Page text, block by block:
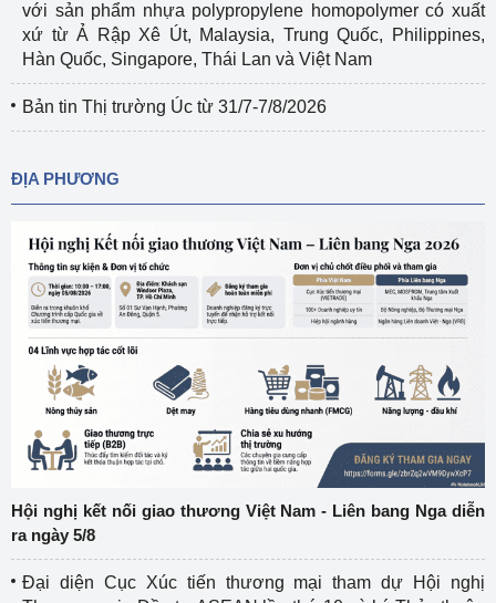
với sản phẩm nhựa polypropylene homopolymer có xuất
xứ từ Ả Rập Xê Út, Malaysia, Trung Quốc, Philippines,
Hàn Quốc, Singapore, Thái Lan và Việt Nam
Bản tin Thị trường Úc từ 31/7-7/8/2026
ĐỊA PHƯƠNG
Hội nghị kết nối giao thương Việt Nam - Liên bang Nga diễn
ra ngày 5/8
Đại diện Cục Xúc tiến thương mại tham dự Hội nghị